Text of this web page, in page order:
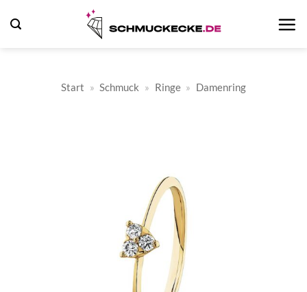
Inhalt
Start » Schmuck » Ringe » Damenring